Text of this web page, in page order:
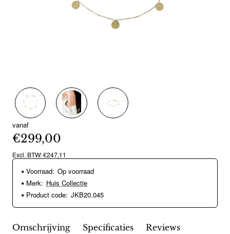
vanaf
€299,00
Excl. BTW: €247,11
Voorraad: Op voorraad
Merk: Huis Collectie
Product code: JKB20.045
Omschrijving Specificaties Reviews